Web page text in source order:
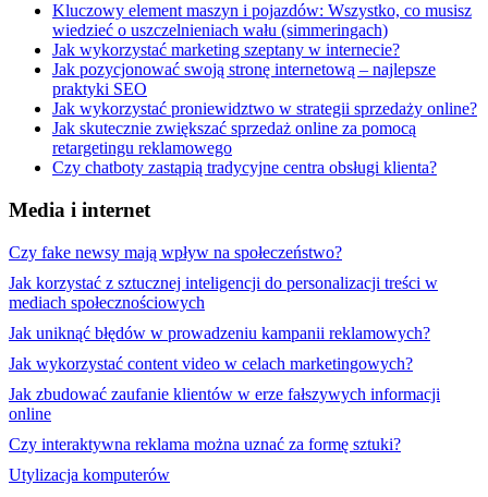
Kluczowy element maszyn i pojazdów: Wszystko, co musisz
wiedzieć o uszczelnieniach wału (simmeringach)
Jak wykorzystać marketing szeptany w internecie?
Jak pozycjonować swoją stronę internetową – najlepsze
praktyki SEO
Jak wykorzystać proniewidztwo w strategii sprzedaży online?
Jak skutecznie zwiększać sprzedaż online za pomocą
retargetingu reklamowego
Czy chatboty zastąpią tradycyjne centra obsługi klienta?
Media i internet
Czy fake newsy mają wpływ na społeczeństwo?
Jak korzystać z sztucznej inteligencji do personalizacji treści w
mediach społecznościowych
Jak uniknąć błędów w prowadzeniu kampanii reklamowych?
Jak wykorzystać content video w celach marketingowych?
Jak zbudować zaufanie klientów w erze fałszywych informacji
online
Czy interaktywna reklama można uznać za formę sztuki?
Utylizacja komputerów